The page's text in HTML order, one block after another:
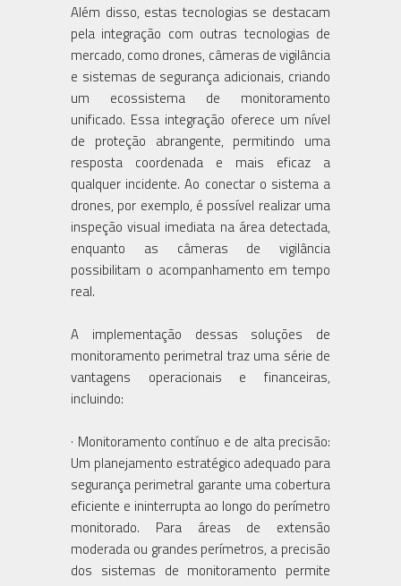
Além disso, estas tecnologias se destacam
pela integração com outras tecnologias de
mercado, como drones, câmeras de vigilância
e sistemas de segurança adicionais, criando
um ecossistema de monitoramento
unificado. Essa integração oferece um nível
de proteção abrangente, permitindo uma
resposta coordenada e mais eficaz a
qualquer incidente. Ao conectar o sistema a
drones, por exemplo, é possível realizar uma
inspeção visual imediata na área detectada,
enquanto as câmeras de vigilância
possibilitam o acompanhamento em tempo
real.
A implementação dessas soluções de
monitoramento perimetral traz uma série de
vantagens operacionais e financeiras,
incluindo:
· Monitoramento contínuo e de alta precisão:
Um planejamento estratégico adequado para
segurança perimetral garante uma cobertura
eficiente e ininterrupta ao longo do perímetro
monitorado. Para áreas de extensão
moderada ou grandes perímetros, a precisão
dos sistemas de monitoramento permite